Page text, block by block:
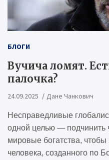
БЛОГИ
Вучича ломят.
палочка?
24.09.2025 Дане Чанкович
Несправедливые
одной целью — подчинить
мировые богатства, чтобы
человека, созданного по